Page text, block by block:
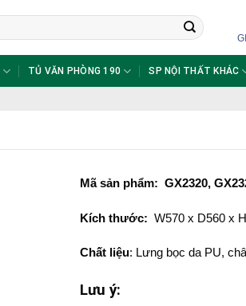
TỦ VĂN PHÒNG 190 SP NỘI THẤT KHÁC
Mã sản phẩm: GX2320,
Kích thước: W570 x D560 x
Chất liệu: Lưng bọc da PU,
Lưu ý: